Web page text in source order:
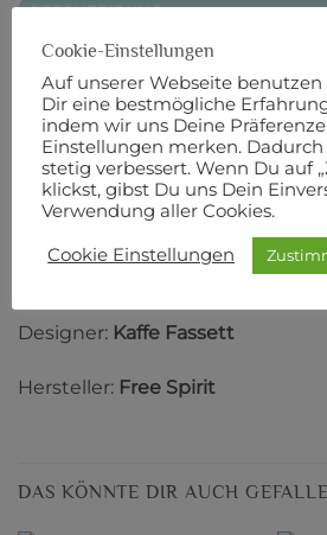
BESCHREIBUNG
ZUSÄTZLICHE INFORMATIONEN
PRODUKTSICHERHEIT
Dieses Layer Cake beinhaltet 42
Ein Layer Cake beinhaltet alle
Kollektion.
Designer: Kaffe Fassett
Hersteller: Free Spirit
DAS KÖNNTE DIR AUCH
Cookie-Einstellungen
Auf unserer Webseite
Dir eine bestmögliche
indem wir uns Deine
Einstellungen merken.
stetig verbessert. Wenn Du auf
klickst, gibst Du uns Dein
Verwendung aller Cookies.
Cookie Einstellungen